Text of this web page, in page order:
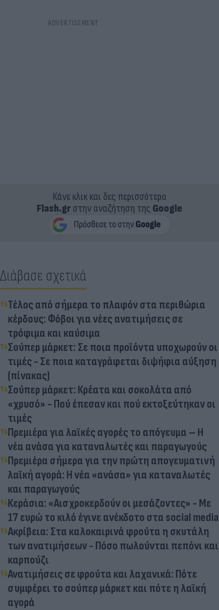
Κάνε κλικ και δες περισσότερο
Flash.grστην αναζήτηση της Google
Διάβασε σχετικά
Τέλος από σήμερα το πλαφόν στα περιθώρια
κέρδους: Φόβοι για νέες ανατιμήσεις σε
τρόφιμα και καύσιμα
Σούπερ μάρκετ: Σε ποια προϊόντα υποχωρούν οι
τιμές - Σε ποια καταγράφεται διψήφια αύξηση
(πίνακας)
Σούπερ μάρκετ: Κρέατα και σοκολάτα από
«χρυσό» - Πού έπεσαν και πού εκτοξεύτηκαν οι
τιμές
Πρεμιέρα για λαϊκές αγορές το απόγευμα – Η
νέα ανάσα για καταναλωτές και παραγωγούς
Πρεμιέρα σήμερα για την πρώτη απογευματινή
λαϊκή αγορά: H νέα «ανάσα» για καταναλωτές
και παραγωγούς
Κεράσια: «Αισχροκερδούν οι μεσάζοντες» - Με
17 ευρώ το κιλό έγινε ανέκδοτο στα social media
Ακρίβεια: Στα καλοκαιρινά φρούτα η σκυτάλη
των ανατιμήσεων - Πόσο πωλούνται πεπόνι και
καρπούζι
Ανατιμήσεις σε φρούτα και λαχανικά: Πότε
συμφέρει το σούπερ μάρκετ και πότε η λαϊκή
αγορά